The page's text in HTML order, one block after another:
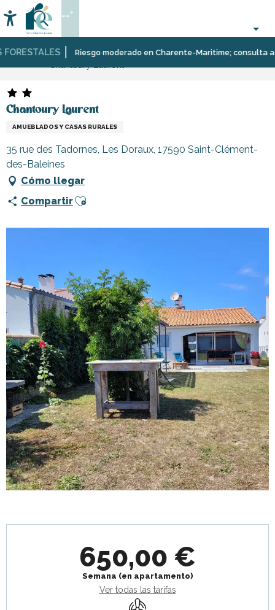
au
contenu
principal
Riesgo moderado en Charente-Maritime; consulta
Accessibilité
Buscar
--°
Página Web EstanciaAlojamiento
Alquileres
Chantoury Laurent
AMUEBLADOS Y CASAS RURALES
35 rue des Tadornes, Les Doraux, 17590 Saint-Clément-
des-Baleines
Cómo llegar
CompartirAjouter aux favoris
650,00 €
Semana (en apartamento)
Ver todas las tarifas
Aire Acondicionado